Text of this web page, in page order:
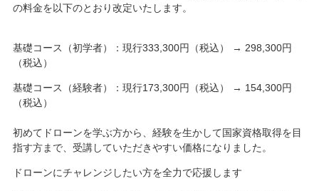
の料金を以下のとおり改定いたします。
基礎コース（初学者）：現行333,300円（税込） → 298,300円
（税込）
基礎コース（経験者）：現行173,300円（税込） → 154,300円
（税込）
初めてドローンを学ぶ方から、経験を生かして国家資格取得を目
指す方まで、受講していただきやすい価格になりました。
ドローンにチャレンジしたい方を全力で応援します